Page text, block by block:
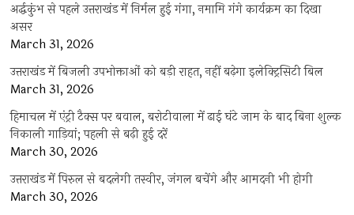
अर्द्धकुंभ से पहले उत्तराखंड में निर्मल हुई गंगा, नमामि गंगे कार्यक्रम का दिखा
असर
March 31, 2026
उत्तराखंड में बिजली उपभोक्ताओं को बड़ी राहत, नहीं बढ़ेगा इलेक्ट्रिसिटी बिल
March 31, 2026
हिमाचल में एंट्री टैक्स पर बवाल, बरोटीवाला में ढाई घंटे जाम के बाद बिना शुल्क
निकाली गाड़ियां; पहली से बढ़ी हुई दरें
March 30, 2026
उत्तराखंड में पिरुल से बदलेगी तस्वीर, जंगल बचेंगे और आमदनी भी होगी
March 30, 2026